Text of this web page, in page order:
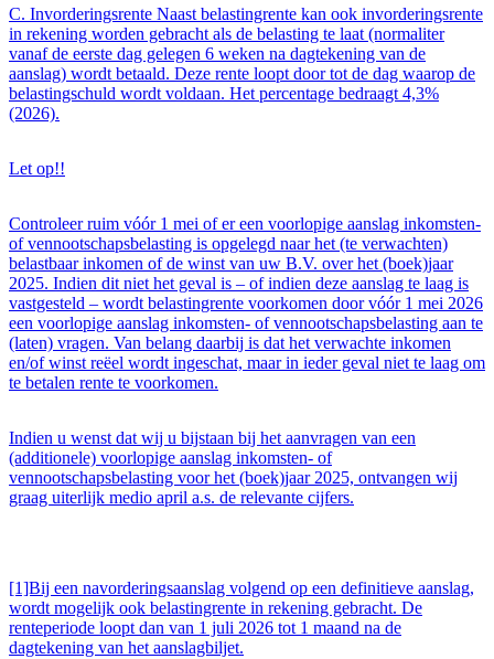
C. Invorderingsrente Naast belastingrente kan ook invorderingsrente
in rekening worden gebracht als de belasting te laat (normaliter
vanaf de eerste dag gelegen 6 weken na dagtekening van de
aanslag) wordt betaald. Deze rente loopt door tot de dag waarop de
belastingschuld wordt voldaan. Het percentage bedraagt 4,3%
(2026).
Let op!!
Controleer ruim vóór 1 mei of er een voorlopige aanslag inkomsten-
of vennootschapsbelasting is opgelegd naar het (te verwachten)
belastbaar inkomen of de winst van uw B.V. over het (boek)jaar
2025. Indien dit niet het geval is – of indien deze aanslag te laag is
vastgesteld – wordt belastingrente voorkomen door vóór 1 mei 2026
een voorlopige aanslag inkomsten- of vennootschapsbelasting aan te
(laten) vragen. Van belang daarbij is dat het verwachte inkomen
en/of winst reëel wordt ingeschat, maar in ieder geval niet te laag om
te betalen rente te voorkomen.
Indien u wenst dat wij u bijstaan bij het aanvragen van een
(additionele) voorlopige aanslag inkomsten- of
vennootschapsbelasting voor het (boek)jaar 2025, ontvangen wij
graag uiterlijk medio april a.s. de relevante cijfers.
[1]Bij een navorderingsaanslag volgend op een definitieve aanslag,
wordt mogelijk ook belastingrente in rekening gebracht. De
renteperiode loopt dan van 1 juli 2026 tot 1 maand na de
dagtekening van het aanslagbiljet.